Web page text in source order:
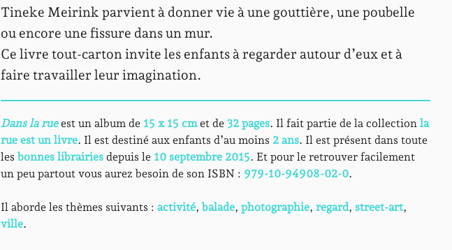
Tineke Meirink parvient à donner vie à une gouttière, une poubelle
ou encore une fissure dans un mur.
Ce livre tout-carton invite les enfants à regarder autour d’eux et à
faire travailler leur imagination.
Dans la rueest un album de 15 x 15 cmet de 32 pages. Il fait partie de la collection la
rue est un livre. Il est destiné aux enfants d’au moins 2 ans. Il est présent dans toute
les bonnes librairiesdepuis le 10 septembre 2015. Et pour le retrouver facilement
un peu partout vous aurez besoin de son ISBN : 979-10-94908-02-0.
Il aborde les thèmes suivants : activité, balade, photographie, regard, street-art,
ville.